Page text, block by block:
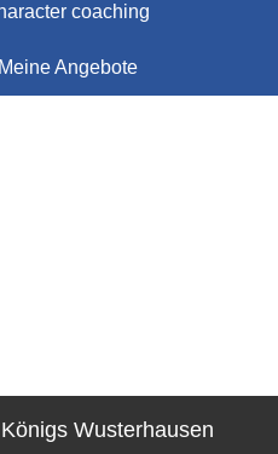
coaching
Angebote
Wusterhausen